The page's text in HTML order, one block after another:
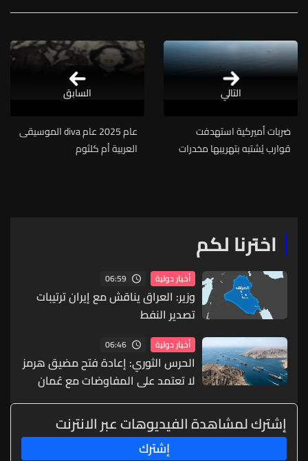
التالي
ضربات أميركية استهدفت
قوارب يُشتبه بتهريبها مخدرات
عام 2025 عام diva الموسيقى
العربية أم كلثوم
السابق
اخترنا لكم
أخبار دولية 06:59
وزير: العراق يناقش مع إيران ترتيبات
تصدير النفط
أخبار دولية 06:46
الحرس الثوري: إعادة فتح مضيق هرمز
لا تعتمد على المفاوضات مع عُمان
إشترك لمشاهدة الفيديوهات عبر الانترنت
إشترك